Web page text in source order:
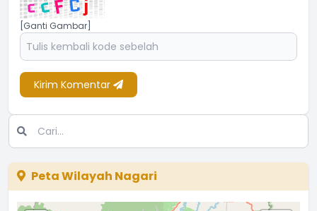
[Ganti Gambar]
Kirim Komentar
Peta Wilayah Nagari